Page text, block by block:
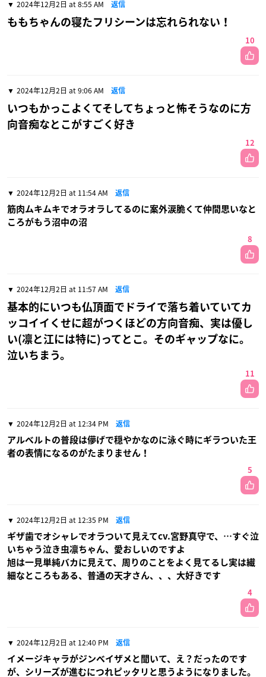
2024年12月2日 at 8:55 AM 返信
ももちゃんの寝たフリシーンは忘れられない！
10
2024年12月2日 at 9:06 AM 返信
いつもかっこよくてそしてちょっと怖そうなのに方
向音痴なとこがすごく好き
12
2024年12月2日 at 11:54 AM 返信
筋肉ムキムキでオラオラしてるのに案外涙脆くて仲間思いなと
ころがもう沼中の沼
8
2024年12月2日 at 11:57 AM 返信
基本的にいつも仏頂面でドライで落ち着いていてカ
ッコイイくせに超がつくほどの方向音痴、実は優し
い(凛と江には特に)ってとこ。そのギャップなに。
泣いちまう。
11
2024年12月2日 at 12:34 PM 返信
アルベルトの普段は儚げで穏やかなのに泳ぐ時にギラついた王
者の表情になるのがたまりません！
5
2024年12月2日 at 12:35 PM 返信
ギザ歯でオシャレでオラついて見えてcv.宮野真守で、…すぐ泣
いちゃう泣き虫凛ちゃん、愛おしいのですよ
旭は一見単純バカに見えて、周りのことをよく見てるし実は繊
細なところもある、普通の天才さん、、、大好きです
4
2024年12月2日 at 12:40 PM 返信
イメージキャラがジンベイザメと聞いて、え？だったのです
が、シリーズが進むにつれピッタリと思うようになりました。